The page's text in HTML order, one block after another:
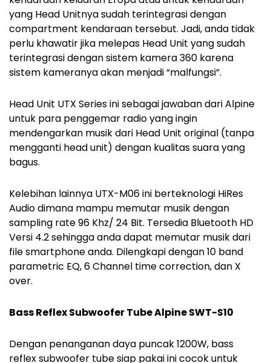
yang Head Unitnya sudah terintegrasi dengan
compartment kendaraan tersebut. Jadi, anda tidak
perlu khawatir jika melepas Head Unit yang sudah
terintegrasi dengan sistem kamera 360 karena
sistem kameranya akan menjadi “malfungsi”.
Head Unit UTX Series ini sebagai jawaban dari Alpine
untuk para penggemar radio yang ingin
mendengarkan musik dari Head Unit original (tanpa
mengganti head unit) dengan kualitas suara yang
bagus.
Kelebihan lainnya UTX-M06 ini berteknologi HiRes
Audio dimana mampu memutar musik dengan
sampling rate 96 Khz/ 24 Bit. Tersedia Bluetooth HD
Versi 4.2 sehingga anda dapat memutar musik dari
file smartphone anda. Dilengkapi dengan 10 band
parametric EQ, 6 Channel time correction, dan X
over.
Bass Reflex Subwoofer Tube Alpine SWT-S10
Dengan penanganan daya puncak 1200W, bass
reflex subwoofer tube siap pakai ini cocok untuk